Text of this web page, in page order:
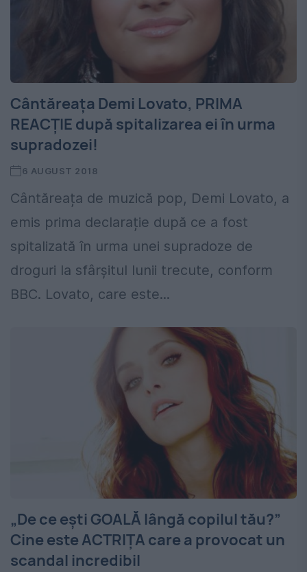
Cântăreața Demi Lovato, PRIMA
REACȚIE după spitalizarea ei în urma
supradozei!
6 AUGUST 2018
Cântăreața de muzică pop, Demi Lovato, a
emis prima declarație după ce a fost
spitalizată în urma unei supradoze de
droguri la sfârșitul lunii trecute, conform
BBC. Lovato, care este...
„De ce ești GOALĂ lângă copilul tău?”
Cine este ACTRIȚA care a provocat un
scandal incredibil